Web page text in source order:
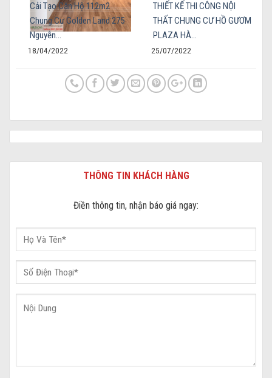
Cải Tạo Căn Hộ 112m2
Chung Cư Golden Land 275
Nguyễn…
18/04/2022
THIẾT KẾ THI CÔNG NỘI
THẤT CHUNG CƯ HỒ GƯƠM
PLAZA HÀ…
25/07/2022
THÔNG TIN KHÁCH HÀNG
Điền thông tin, nhận báo giá ngay: